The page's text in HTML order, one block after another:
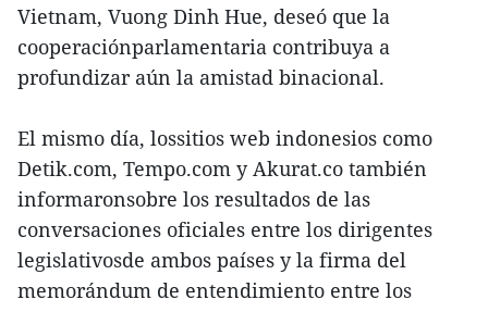
Vietnam, Vuong Dinh Hue, deseó que la
cooperaciónparlamentaria contribuya a
profundizar aún la amistad binacional.
El mismo día, lossitios web indonesios como
Detik.com, Tempo.com y Akurat.co también
informaronsobre los resultados de las
conversaciones oficiales entre los dirigentes
legislativosde ambos países y la firma del
memorándum de entendimiento entre los